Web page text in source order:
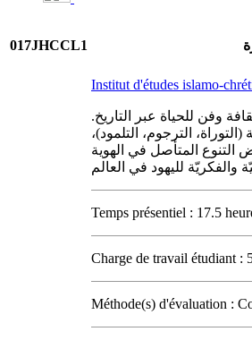
017JHCCL1
Institut d'études islamo-
وفن للحياة عبر التاريخ.
الترجوم، التلمود)،
التنوع المتأصل في الهوية
Temps présentiel : 17.5
Charge de travail étudiant :
Méthode(s) d'évaluation :